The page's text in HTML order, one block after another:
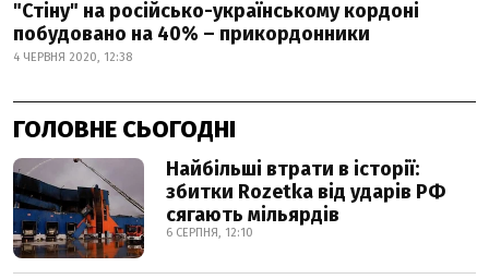
"Стіну" на російсько-українському кордоні
побудовано на 40% – прикордонники
4 ЧЕРВНЯ 2020, 12:38
ГОЛОВНЕ СЬОГОДНІ
Найбільші втрати в історії:
збитки Rozetka від ударів РФ
сягають мільярдів
6 СЕРПНЯ, 12:10